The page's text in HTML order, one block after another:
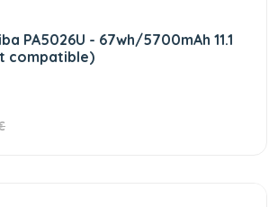
PA5026U - 67wh/5700mAh 11.1
compatible)